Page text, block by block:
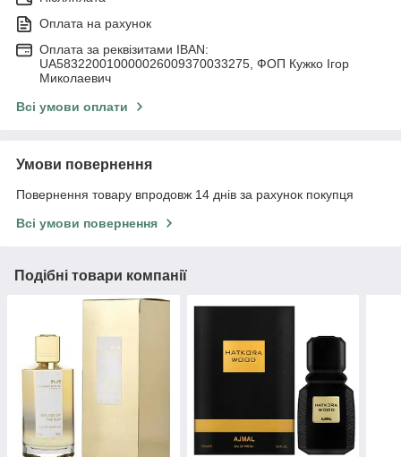
Оплата на рахунок
Оплата за реквізитами IBAN:
UA583220010000026009370033275, ФОП Кужко Ігор
Миколаевич
Всі умови оплати
Умови повернення
Повернення товару впродовж 14 днів за рахунок покупця
Всі умови повернення
Подібні товари компанії